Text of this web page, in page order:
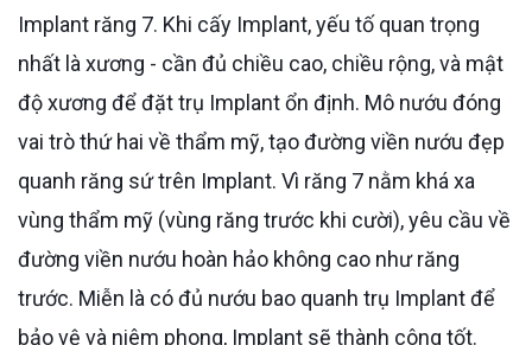
Implant răng 7. Khi cấy Implant, yếu tố quan trọng
nhất là xương - cần đủ chiều cao, chiều rộng, và mật
độ xương để đặt trụ Implant ổn định. Mô nướu đóng
vai trò thứ hai về thẩm mỹ, tạo đường viền nướu đẹp
quanh răng sứ trên Implant. Vì răng 7 nằm khá xa
vùng thẩm mỹ (vùng răng trước khi cười), yêu cầu về
đường viền nướu hoàn hảo không cao như răng
trước. Miễn là có đủ nướu bao quanh trụ Implant để
bảo vệ và niêm phong, Implant sẽ thành công tốt.